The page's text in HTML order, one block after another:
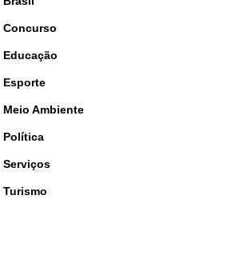
Concurso
Educação
Esporte
Meio Ambiente
Política
Serviços
Turismo